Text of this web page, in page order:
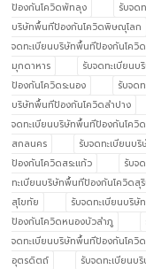
ป้องกันโควิดพัทลุง
รับจด
บริษัทพื้นทีป้องกันโควิดพิษณุโลก
จดทะเบียนบริษัทพื้นทีป้องกันโควิ
มุกดาหาร
รับจดทะเบียน
ป้องกันโควิดระนอง
รับจด
บริษัทพื้นทีป้องกันโควิดลำปาง
จดทะเบียนบริษัทพื้นทีป้องกันโควิด
สกลนคร
รับจดทะเบียนบ
ป้องกันโควิดสระแก้ว
รับจ
ทะเบียนบริษัทพื้นทีป้องกันโควิดสุ
สุโขทัย
รับจดทะเบียนบริ
ป้องกันโควิดหนองบัวลำภู
จดทะเบียนบริษัทพื้นทีป้องกันโควิ
อุตรดิตถ์
รับจดทะเบียนบ